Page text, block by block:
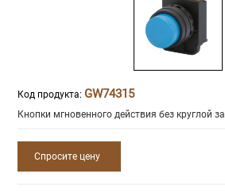
Код продукта: GW74315
Кнопки мгновенного действия без круглой
Спросите цену